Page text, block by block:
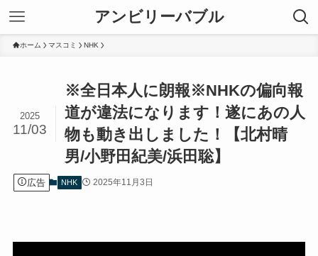
アンビリーバブル
ホーム マスコミ NHK
※全日本人に朗報※NHKの偏向報
道が違法になります！遂にあの人
物も動き出しました！【北村晴
男/小野田紀美/浜田聡】
2025
11/03
広告 NHK 2025年11月3日